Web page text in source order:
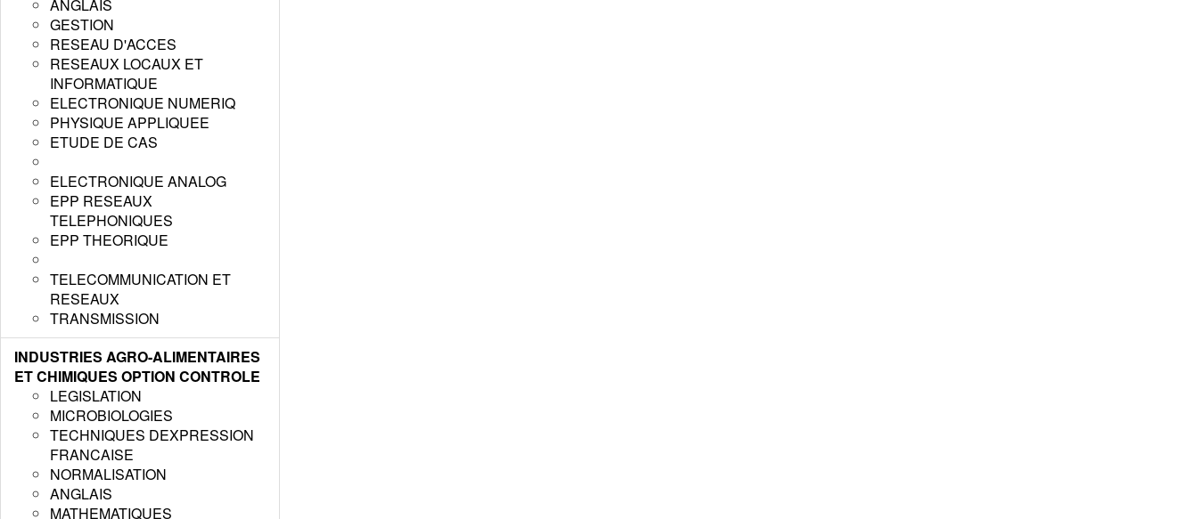
ANGLAIS
GESTION
RESEAU D'ACCES
RESEAUX LOCAUX ET
INFORMATIQUE
ELECTRONIQUE NUMERIQ
PHYSIQUE APPLIQUEE
ETUDE DE CAS
ELECTRONIQUE ANALOG
EPP RESEAUX
TELEPHONIQUES
EPP THEORIQUE
TELECOMMUNICATION ET
RESEAUX
TRANSMISSION
INDUSTRIES AGRO-ALIMENTAIRES
ET CHIMIQUES OPTION CONTROLE
LEGISLATION
MICROBIOLOGIES
TECHNIQUES DEXPRESSION
FRANCAISE
NORMALISATION
ANGLAIS
MATHEMATIQUES